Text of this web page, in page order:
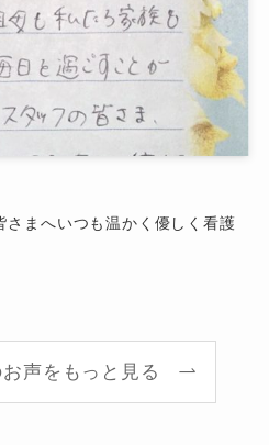
さまへいつも温かく優しく看護
声をもっと見る